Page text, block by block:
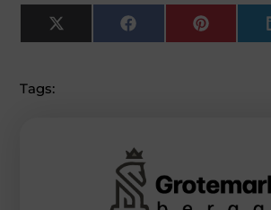
X
(Twitter)
FacebookPinterest
Tags: